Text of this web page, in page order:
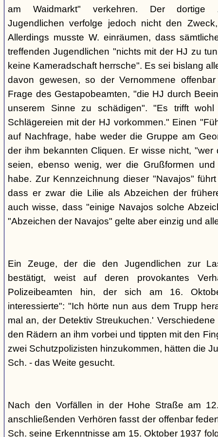
am Waidmarkt" verkehren. Der dortige
Jugendlichen verfolge jedoch nicht den
Allerdings musste W. einräumen, dass
treffenden Jugendlichen "nichts mit der HJ zu
keine Kameradschaft herrsche". Es sei bislang
davon gewesen, so der Vernommene
Frage des Gestapobeamten, "die HJ durch
unserem Sinne zu schädigen". "Es trifft
Schlägereien mit der HJ vorkommen." Einen
auf Nachfrage, habe weder die Gruppe am
der ihm bekannten Cliquen. Er wisse nicht, "wer
seien, ebenso wenig, wer die Grußformen
habe. Zur Kennzeichnung dieser "Navajos"
dass er zwar die Lilie als Abzeichen der
auch wisse, dass "einige Navajos solche
"Abzeichen der Navajos" gelte aber einzig und
Ein Zeuge, der die den Jugendlichen zur
bestätigt, weist auf deren provokantes
Polizeibeamten hin, der sich am 16.
interessierte": "Ich hörte nun aus dem Trupp
mal an, der Detektiv Streukuchen.'
den Rädern an ihm vorbei und tippten mit den
zwei Schutzpolizisten hinzukommen, hätten die
Sch. - das Weite gesucht.
Nach den Vorfällen in der Hohe Straße am
anschließenden Verhören fasst der offenbar
Sch. seine Erkenntnisse am 15. Oktober 1937